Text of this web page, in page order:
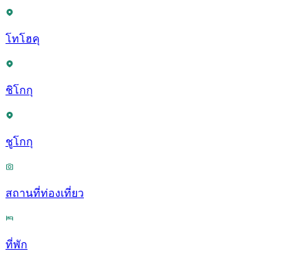
โทโฮคุ
ชิโกกุ
ชูโกกุ
สถานที่ท่องเที่ยว
ที่พัก